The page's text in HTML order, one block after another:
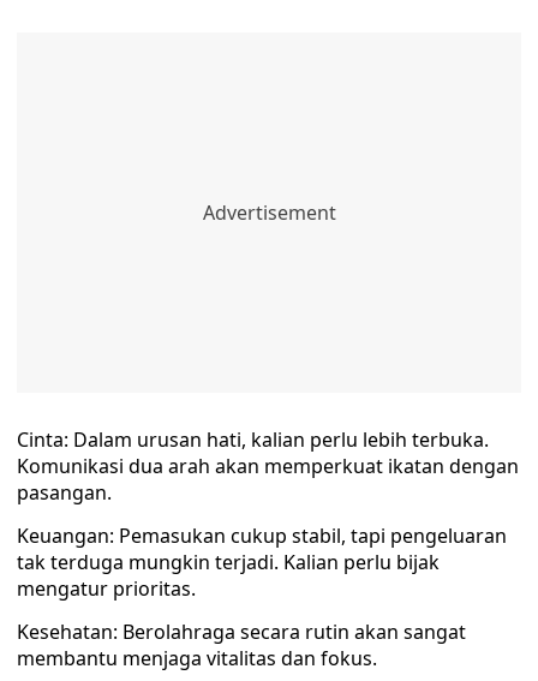
Cinta: Dalam urusan hati, kalian perlu lebih terbuka.
Komunikasi dua arah akan memperkuat ikatan dengan
pasangan.
Keuangan: Pemasukan cukup stabil, tapi pengeluaran
tak terduga mungkin terjadi. Kalian perlu bijak
mengatur prioritas.
Kesehatan: Berolahraga secara rutin akan sangat
membantu menjaga vitalitas dan fokus.